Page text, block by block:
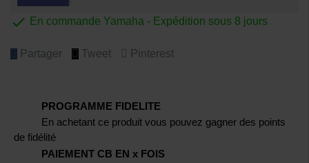
 En commande Yamaha - Expédition sous 8 jours
Partager Tweet Pinterest
PROGRAMME FIDELITE
En achetant ce produit vous pouvez gagner des points
de fidélité
PAIEMENT CB EN x FOIS